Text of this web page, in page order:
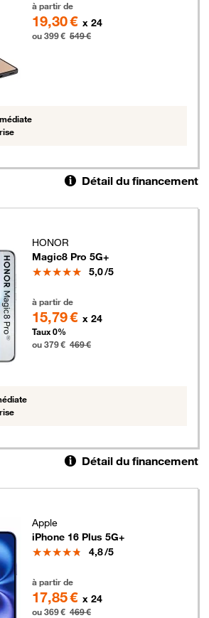
non sélectionnables
à partir de
19,30 € x 24
ou 399 € 549 €
Détail du financement
non sélectionnables
HONOR
Magic8 Pro 5G+
Note
5,0/5
à partir de
15,79 € x 24
Taux 0%
ou 379 € 469 €
Détail du financement
non sélectionnables
Apple
iPhone 16 Plus 5G+
Note
4,8/5
à partir de
17,85 € x 24
ou 369 € 469 €